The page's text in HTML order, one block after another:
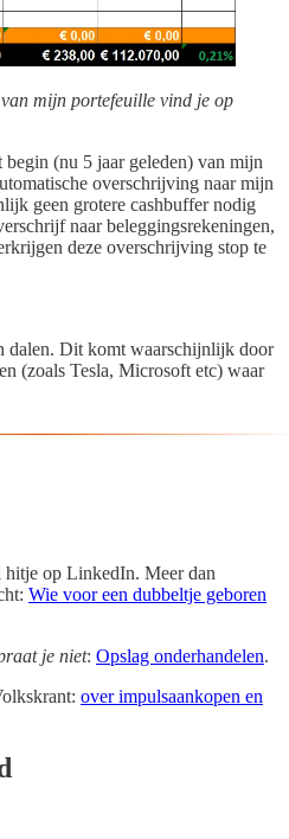
mijn portefeuille vind je op
(nu 5 jaar geleden) van mijn
overschrijving naar mijn
geen grotere cashbuffer nodig
naar beleggingsrekeningen,
deze overschrijving stop te
dalen. Dit komt waarschijnlijk door
(zoals Tesla, Microsoft etc) waar
hitje op LinkedIn. Meer dan
Wie voor een dubbeltje geboren
je niet: Opslag onderhandelen.
over impulsaankopen en